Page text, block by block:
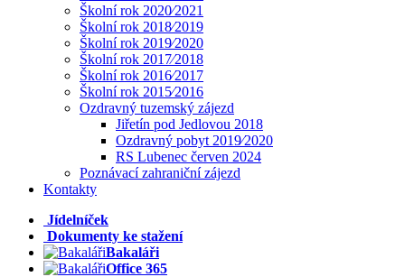
Školní rok 2020⁄2021
Školní rok 2018⁄2019
Školní rok 2019⁄2020
Školní rok 2017⁄2018
Školní rok 2016⁄2017
Školní rok 2015⁄2016
Ozdravný tuzemský zájezd
Jiřetín pod Jedlovou 2018
Ozdravný pobyt 2019⁄2020
RS Lubenec červen 2024
Poznávací zahraniční zájezd
Kontakty
Jídelníček
Dokumenty ke stažení
Bakaláři
Office 365